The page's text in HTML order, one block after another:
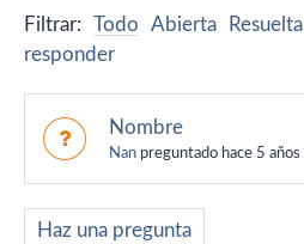
Filtrar: Todo Abierta Resuelta
responder
Nombre
Nan preguntado hace 5 años
Haz una pregunta